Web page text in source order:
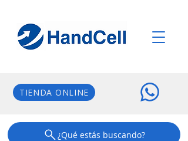
TIENDA ONLINE
¿Qué estás buscando?